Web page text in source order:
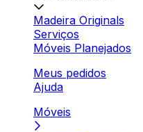
Madeira Originals
Serviços
Móveis Planejados
Meus pedidos
Ajuda
Móveis